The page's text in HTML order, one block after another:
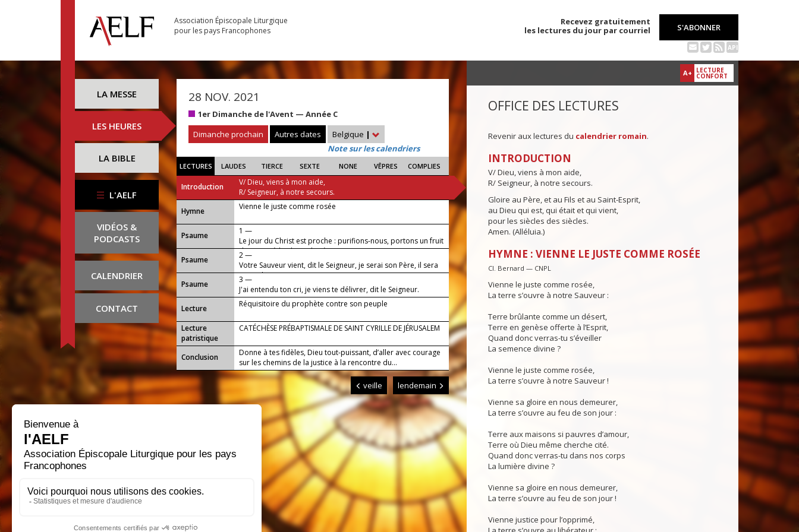
Association Épiscopale Liturgique
pour les pays Francophones
Recevez gratuitement
les lectures du jour par courriel
S'ABONNER
API
LA MESSE
LES HEURES
LA BIBLE
L'AELF
VIDÉOS &
PODCASTS
CALENDRIER
CONTACT
28 NOV. 2021
1er Dimanche de l'Avent — Année C
Dimanche prochain
Autres dates Belgique |
Note sur les calendriers
LECTURES LAUDES TIERCE SEXTE NONE VÊPRES COMPLIES
Introduction
V/ Dieu, viens à mon aide,
R/ Seigneur, à notre secours.
...
Hymne Vienne le juste comme rosée
Psaume
1 —
Le jour du Christ est proche : purifions-nous, portons un fruit
de justice à la gloire du Père.
Psaume
2 —
Votre Sauveur vient, dit le Seigneur, je serai son Père, il sera
mon Fils.
Psaume
3 —
J'ai entendu ton cri, je viens te délivrer, dit le Seigneur.
Lecture
Réquisitoire du prophète contre son peuple
Lecture
patristique
CATÉCHÈSE PRÉBAPTISMALE DE SAINT CYRILLE DE JÉRUSALEM
Conclusion
Donne à tes fidèles, Dieu tout-puissant, d’aller avec courage
sur les chemins de la justice à la rencontre du...
veille lendemain
A+ LECTURE
CONFORT
OFFICE DES LECTURES
Revenir aux lectures du calendrier romain.
INTRODUCTION
V/ Dieu, viens à mon aide,
R/ Seigneur, à notre secours.
Gloire au Père, et au Fils et au Saint-Esprit,
au Dieu qui est, qui était et qui vient,
pour les siècles des siècles.
Amen. (Alléluia.)
HYMNE : VIENNE LE JUSTE COMME ROSÉE
Cl. Bernard — CNPL
Vienne le juste comme rosée,
La terre s’ouvre à notre Sauveur :
Terre brûlante comme un désert,
Terre en genèse offerte à l’Esprit,
Quand donc verras-tu s’éveiller
La semence divine ?
Vienne le juste comme rosée,
La terre s’ouvre à notre Sauveur !
Vienne sa gloire en nous demeurer,
La terre s’ouvre au feu de son jour :
Terre aux maisons si pauvres d’amour,
Terre où Dieu même cherche cité.
Quand donc verras-tu dans nos corps
La lumière divine ?
Vienne sa gloire en nous demeurer,
La terre s’ouvre au feu de son jour !
Vienne justice pour l’opprimé,